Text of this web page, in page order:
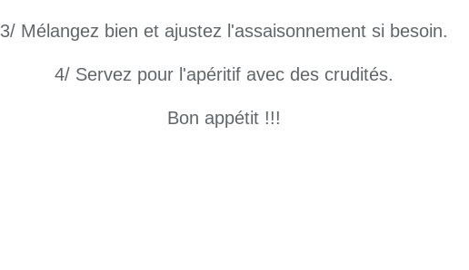
3/ Mélangez bien et ajustez l'assaisonnement si besoin.
4/ Servez pour l'apéritif avec des crudités.
Bon appétit !!!